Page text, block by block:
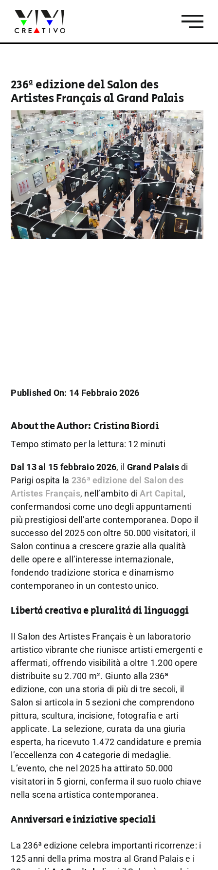
contenuto
236ª edizione del Salon des
Artistes Français al Grand Palais
Published On: 14 Febbraio 2026
About the Author: Cristina Biordi
Tempo stimato per la lettura: 12 minuti
Dal 13 al 15 febbraio 2026, il Grand Palaisdi
Parigi ospita la 236ª edizione del Salon des
Artistes Français, nell’ambito diArt Capital ,
confermandosi come uno degli appuntamenti
più prestigiosi dell’arte contemporanea. Dopo il
successo del 2025 con oltre 50.000 visitatori, il
Salon continua a crescere grazie alla qualità
delle opere e all’interesse internazionale,
fondendo tradizione storica e dinamismo
contemporaneo in un contesto unico.
Libertà creativa e pluralità di linguaggi
Il Salon des Artistes Français è un laboratorio
artistico vibrante che riunisce artisti emergenti e
affermati, offrendo visibilità a oltre 1.200 opere
distribuite su 2.700 m². Giunto alla 236ª
edizione, con una storia di più di tre secoli, il
Salon si articola in 5 sezioni che comprendono
pittura, scultura, incisione, fotografia e arti
applicate. La selezione, curata da una giuria
esperta, ha ricevuto 1.472 candidature e premia
l’eccellenza con 4 categorie di medaglie.
L’evento, che nel 2025 ha attirato 50.000
visitatori in 5 giorni, conferma il suo ruolo chiave
nella scena artistica contemporanea.
Anniversari e iniziative speciali
La 236ª edizione celebra importanti ricorrenze: i
125 anni della prima mostra al Grand Palais e i